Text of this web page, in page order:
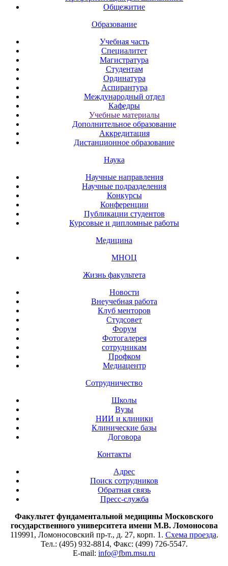
Общежитие
Образование
Учебная часть
Специалитет
Магистратура
Студентам
Ординатура
Аспирантура
Международный отдел
Кафедры
Учебные материалы
Дополнительное образование
Аккредитация
Дистанционное образование
Наука
Научные направления
Научные подразделения
Конкурсы
Конференции
Публикации студентов
Курсовые и дипломные работы
Медицина
МНОЦ
Жизнь факультета
Новости
Внеучебная работа
Клуб менторов
Студсовет
Форум
Фотогалерея
сотрудникам
Профком
Медиацентр
Сотрудничество
Школы
Вузы
НИИ и клиники
Клинические базы
Договора
Контакты
Адрес
Поиск сотрудников
Обратная связь
Пресс-служба
Факультет фундаментальной медицины Московского
государственного университета имени М.В. Ломоносова
119991, Ломоносовский пр-т., д. 27, корп. 1. Схема проезда.
Тел.: (495) 932-8814, Факс: (499) 726-5547.
E-mail: info@fbm.msu.ru